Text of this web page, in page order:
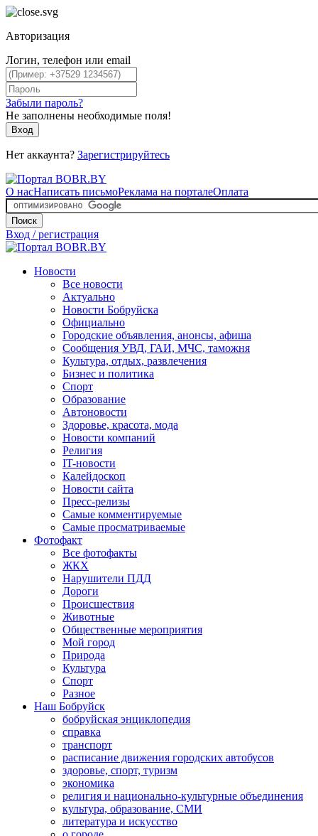
Авторизация
Логин, телефон или email
Забыли пароль?
Не заполнены необходимые поля!
Вход
Нет аккаунта? Зарегистрируйтесь
О насНаписать письмоРеклама на порталеОплата
Поиск
Вход / регистрация
Новости
Все новости
Актуально
Новости Бобруйска
Официально
Городские объявления, анонсы, афиша
Сообщения УВД, ГАИ, МЧС, таможня
Культура, отдых, развлечения
Бизнес и политика
Спорт
Образование
Автоновости
Здоровье, красота, мода
Новости компаний
Религия
IT-новости
Калейдоскоп
Новости сайта
Пресс-релизы
Самые комментируемые
Самые просматриваемые
Фотофакт
Все фотофакты
ЖКХ
Нарушители ПДД
Дороги
Происшествия
Животные
Общественные мероприятия
Мой город
Природа
Культура
Спорт
Разное
Наш Бобруйск
бобруйская энциклопедия
справка
транспорт
расписание движения городских автобусов
здоровье, спорт, туризм
экономика
религия и национально-культурные объединения
культура, образование, СМИ
литература и искусство